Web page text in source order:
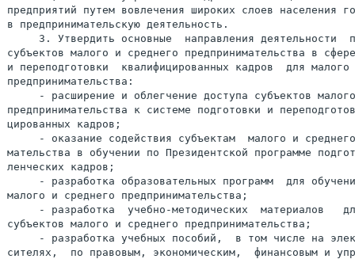
предприятий путем вовлечения широких слоев населения
в предпринимательскую деятельность.
3. Утвердить основные  направления деятельности
субъектов малого и среднего предпринимательства в
и переподготовки  квалифицированных кадров  для
предпринимательства:
- расширение и облегчение доступа субъектов
предпринимательства к системе подготовки и
цированных кадров;
- оказание содействия субъектам  малого и
мательства в обучении по Президентской программе
ленческих кадров;
- разработка образовательных программ  для
малого и среднего предпринимательства;
- разработка  учебно-методических  материалов
субъектов малого и среднего предпринимательства;
- разработка учебных пособий,  в том числе на
сителях,  по правовым, экономическим,  финансовым и